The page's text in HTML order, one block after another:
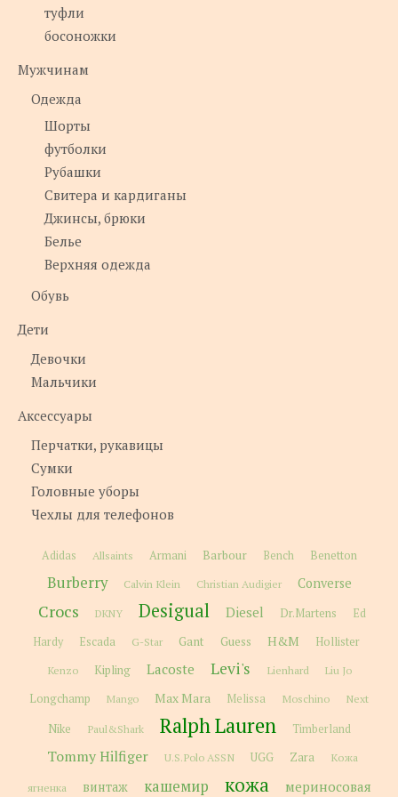
туфли
босоножки
Мужчинам
Одежда
Шорты
футболки
Рубашки
Свитера и кардиганы
Джинсы, брюки
Белье
Верхняя одежда
Обувь
Дети
Девочки
Мальчики
Аксессуары
Перчатки, рукавицы
Сумки
Головные уборы
Чехлы для телефонов
Adidas Allsaints Armani Barbour Bench Benetton
Burberry Calvin Klein Christian Audigier Converse
Crocs DKNY Desigual Diesel Dr.Martens
Ed
Hardy
Escada G-Star Gant Guess H&M Hollister
Kenzo Kipling Lacoste Levi's Lienhard Liu Jo
Longchamp Mango Max Mara Melissa Moschino
Next
Nike
Paul&Shark Ralph Lauren Timberland
Tommy Hilfiger U.S.Polo ASSN UGG Zara
Кожа
ягненка
винтаж кашемир кожа мериносовая